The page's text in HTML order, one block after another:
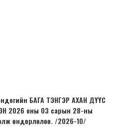
БАГА ТЭНГЭР АХАН ДҮҮС
2026 оны 03 сарын 28-ны
өндөрлөлөө. /2026-10/